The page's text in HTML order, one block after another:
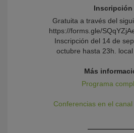
Inscripción
Gratuita a través del
https://forms.gle/
Inscripción del 14 de
octubre hasta 23h.
Más
Programa
Conferencias en el canal